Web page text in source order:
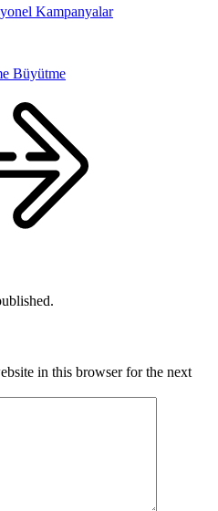
Kampanyalar
Büyütme
in this browser for the next